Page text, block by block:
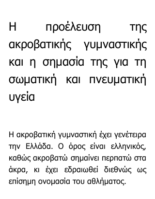
Η προέλευση της
ακροβατικής γυμναστικής
και η σημασία της για τη
σωματική και πνευματική
υγεία
Η ακροβατική γυμναστική έχει γενέτειρα
την Ελλάδα. Ο όρος είναι ελληνικός,
καθώς ακροβατώ σημαίνει περπατώ στα
άκρα, κι έχει εδραιωθεί διεθνώς ως
επίσημη ονομασία του αθλήματος.